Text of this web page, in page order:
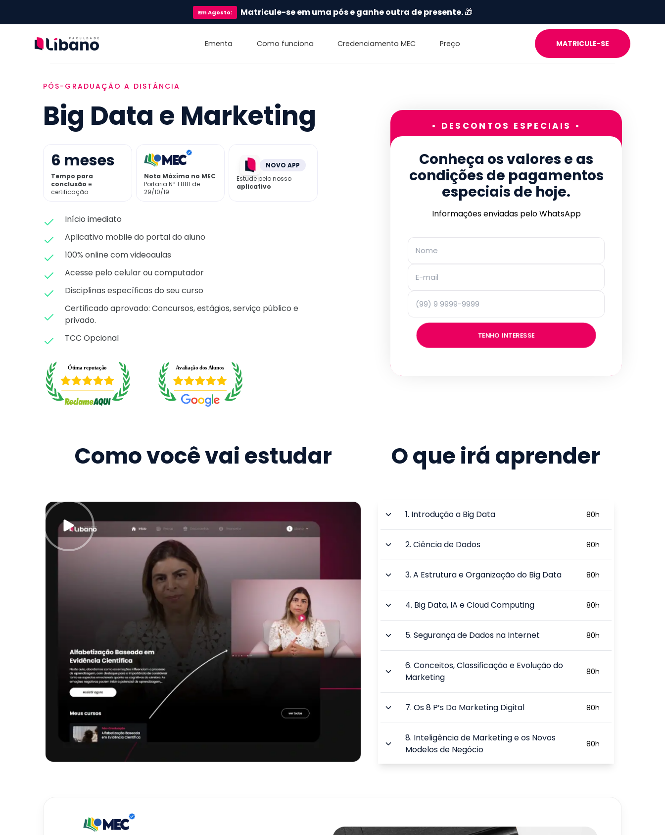
EmAgosto: Matricule-se em uma pós e ganhe outra de presente.🎁
Ementa Como funciona Credenciamento MEC Preço MATRICULE-SE
PÓS-GRADUAÇÃO A DISTÂNCIA
Big Data e Marketing
6 meses
Tempo para
conclusão e
certificação
Nota Máxima no MEC
Portaria Nª 1.881 de
29/10/19
NOVO APP
Estude pelo nosso
aplicativo
Início imediato
Aplicativo mobile do portal do aluno
100% online com videoaulas
Acesse pelo celular ou computador
Disciplinas específicas do seu curso
Certificado aprovado: Concursos, estágios, serviço público e
privado.
TCC Opcional
• DESCONTOS ESPECIAIS •
Conheça os valores e as
condições de pagamentos
especiais de hoje.
Informações enviadas pelo WhatsApp
TENHO INTERESSE
Como você vai estudar O que irá aprender
1. Introdução a Big Data 80h
2.Ciência de Dados 80h
3.A Estrutura e Organização do Big Data 80h
4. Big Data, IA e Cloud Computing 80h
5.Segurança de Dados na Internet 80h
6.Conceitos, Classificação e Evolução do
Marketing
80h
7.Os 8 P’s Do Marketing Digital 80h
8. Inteligência de Marketing e os Novos
Modelos de Negócio
80h